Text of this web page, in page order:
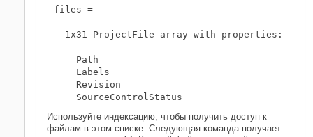
files =
  1x31 ProjectFile array with properties:
    Path
    Labels
    Revision
    SourceControlStatus
Используйте индексацию, чтобы получить доступ к
файлам в этом списке. Следующая команда получает